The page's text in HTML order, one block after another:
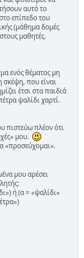
αυτό το
επίπεδο του
(μάθημα δομές
μαθητές.
ενός θέματος μη
σκέψη, που είναι
έτσι στα παιδιά
ψαλίδι χαρτί.
πιστεύω πλέον ότι
μου.
«προσεύχομαι».
μου αρέσει
ή (α = «ψαλίδι»